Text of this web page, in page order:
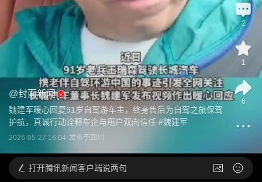
@封面新闻
魏建军暖心回复91岁自驾游车主，终身售后为自驾之旅保驾
护航，真诚行动诠释车企与用户双向信任 #魏建军
2026-05-27 16:04 发布于 四川
2
1
6
打开腾讯新闻客户端说两句